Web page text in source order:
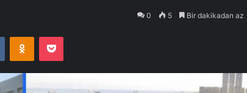
0 5 Bir dakikadan az
VKontakteOdnoklassniki
Pocket